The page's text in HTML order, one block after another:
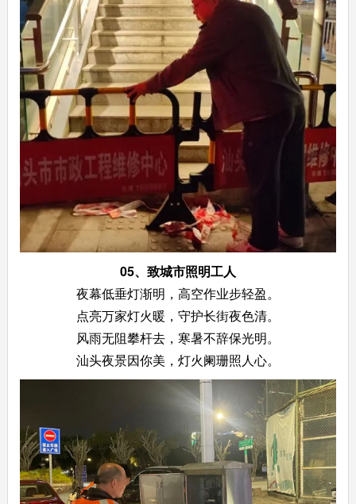
05、 致城市照明工人
夜幕低垂灯渐明，高空作业步轻盈。
点亮万家灯火暖，守护长街夜色清。
风雨无阻攀杆去，寒暑不辞保光明。
汕头夜景因你美，灯火阑珊照人心。